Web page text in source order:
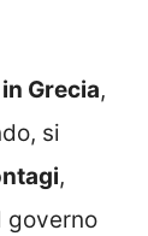
Grecia,
si
,
governo